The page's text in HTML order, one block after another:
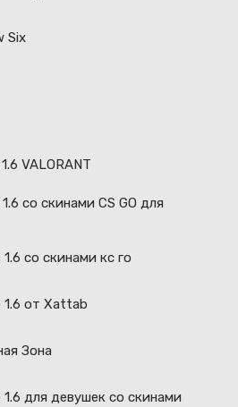
Six
Counter strike 1.6 VALORANT
со скинами CS GO для
со скинами кс го
от Xattab
Зона
Counter-Strike 1.6 для девушек со скинами